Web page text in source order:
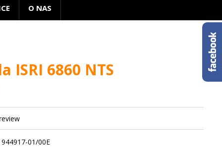
O NAS
ISRI 6860 NTS
01/00E